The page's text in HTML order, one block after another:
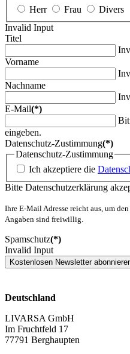
Herr
Frau
Divers
Invalid Input
Titel
Vorname
Nachname
E-Mail(*)
eingeben.
Datenschutz-Zustimmung(*)
Datenschutz-Zustimmung
Ich akzeptiere die
Bitte Datenschutzerklärung
Ihre E-Mail Adresse reicht aus, um
Angaben sind freiwillig.
Spamschutz(*)
Invalid Input
Kostenlosen Newsletter
Deutschland
LIVARSA GmbH
Im Fruchtfeld 17
77791 Berghaupten